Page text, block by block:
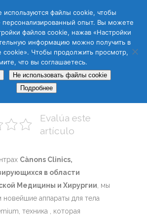
ENG
Premium
Evalúa este
artículo
Cànons Clinics,
в области
Медицины и Хирургии , мы
новейшие аппараты для тела
техника , которая
используются файлы cookie, чтобы
персонализированный опыт. Вы можете
файлов cookie, нажав «Настройки
информацию можно получить в
cookie». Чтобы продолжить просмотр,
что вы соглашаетесь.
Не использовать файлы cookie
Подробнее